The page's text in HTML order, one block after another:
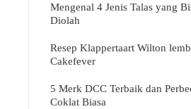
Mengenal 4 Jenis Talas yang
Diolah
Resep Klappertaart Wilton
Cakefever
5 Merk DCC Terbaik dan
Coklat Biasa